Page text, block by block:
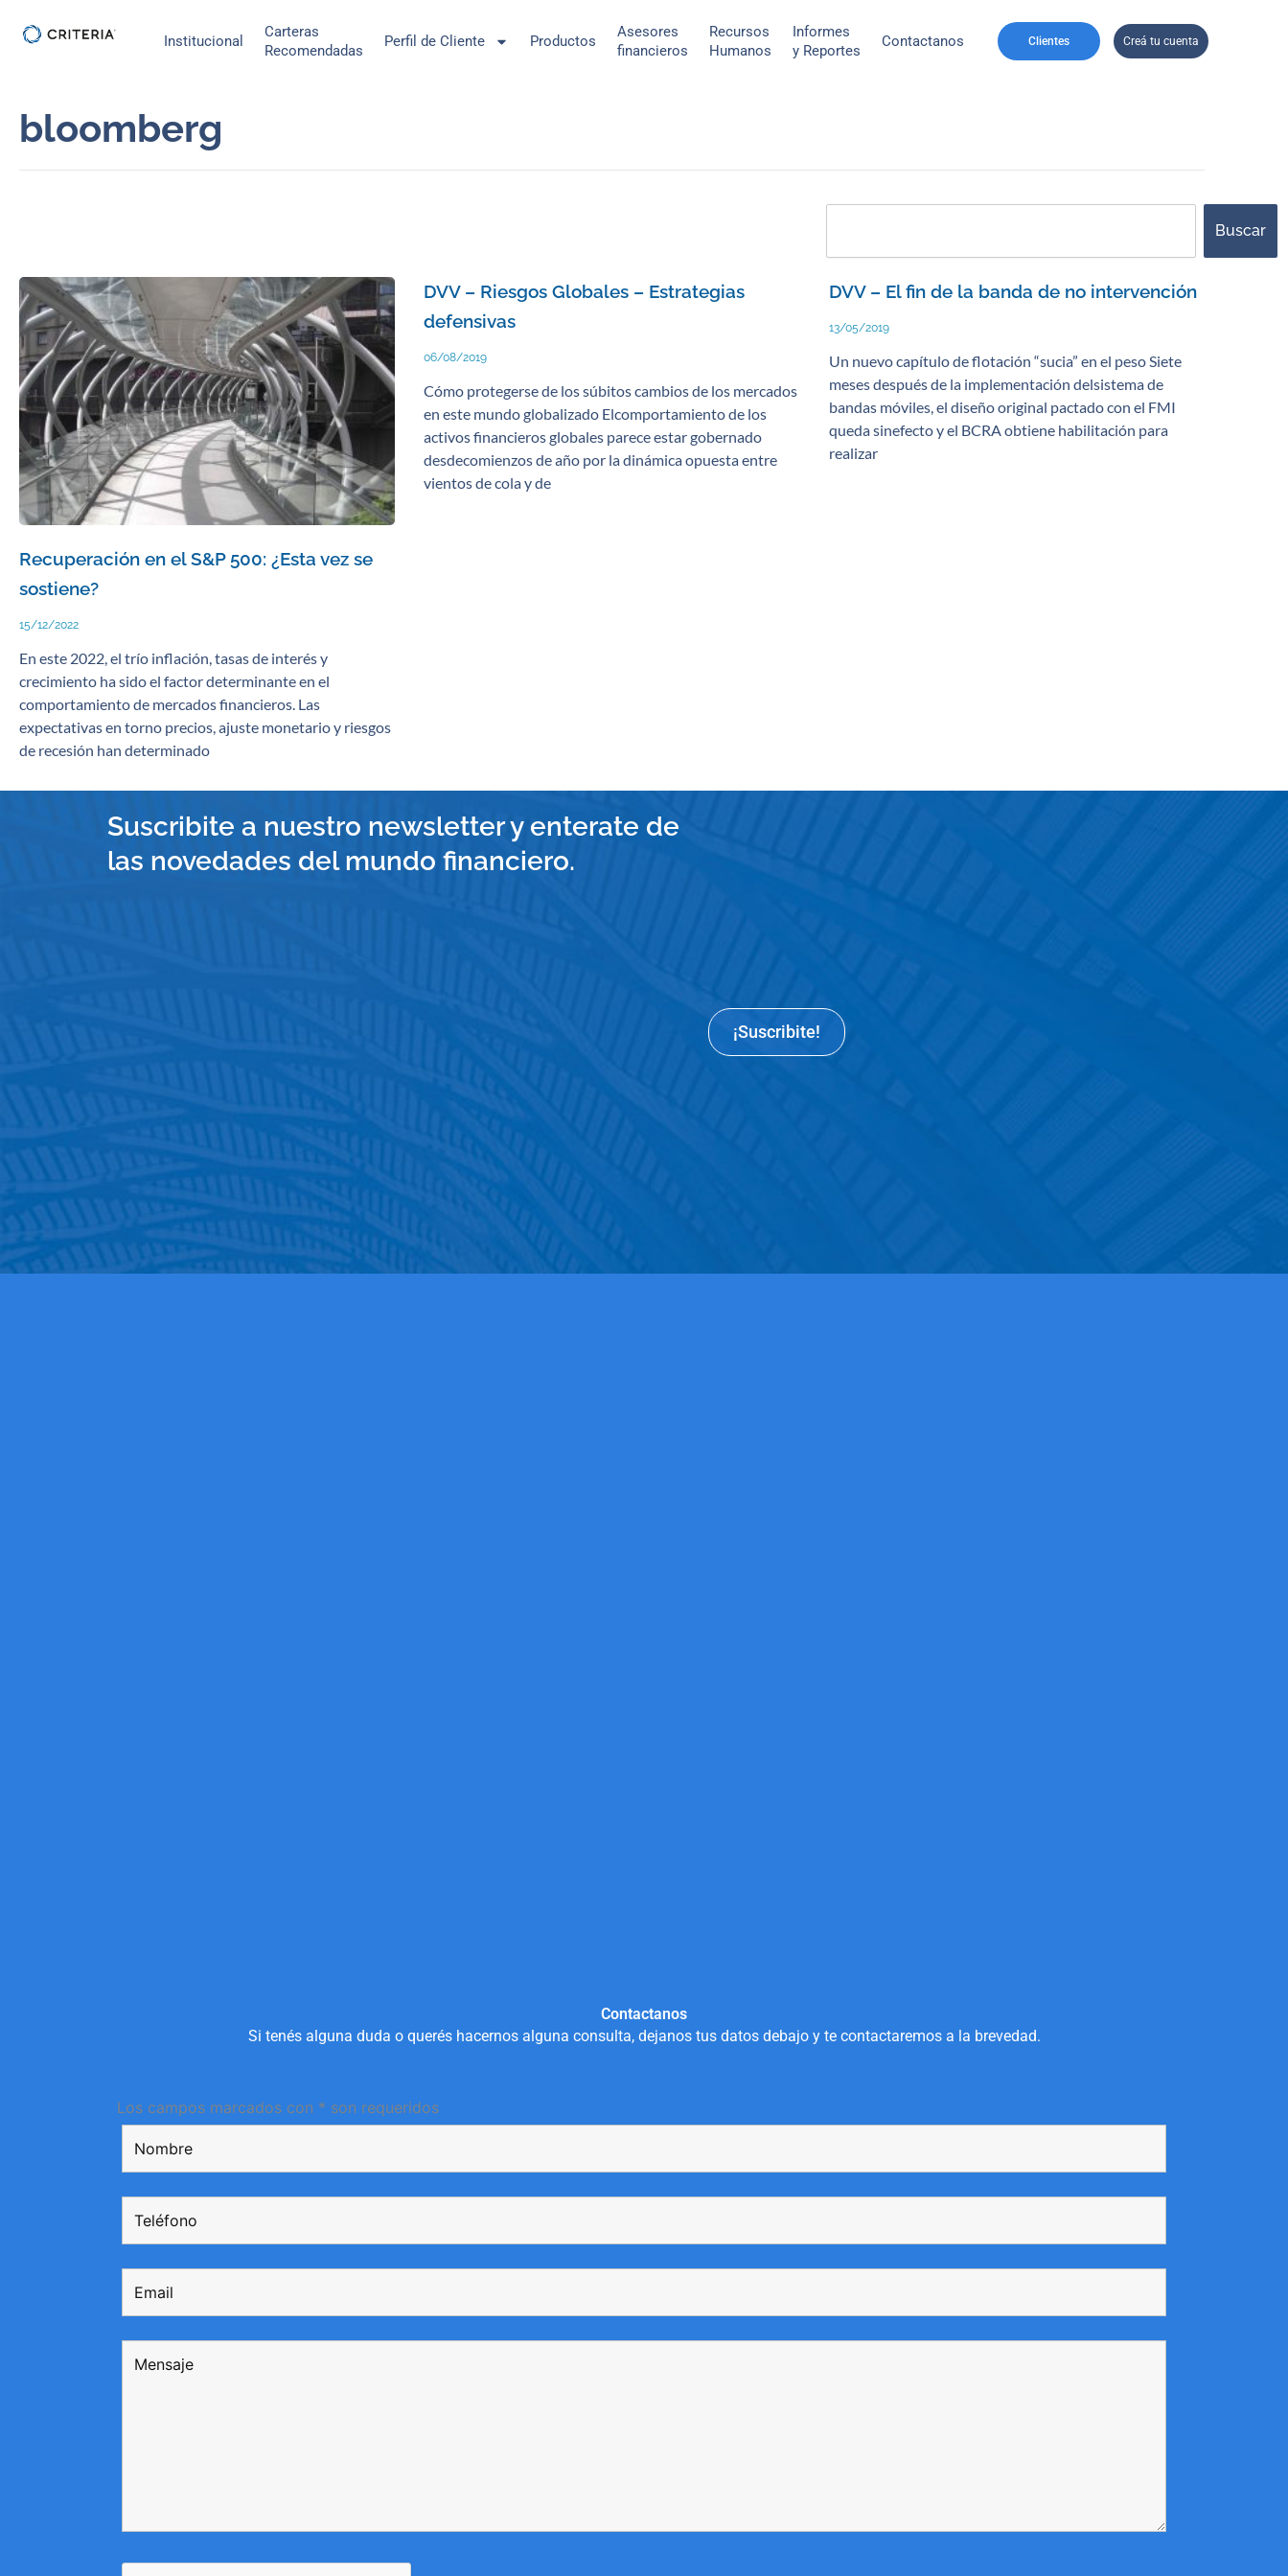
Institucional
Carteras
Recomendadas
Perfil de Cliente Productos
Asesores
financieros
Recursos
Humanos
Informes
y Reportes
Contactanos Clientes Creá tu cuenta
bloomberg
Buscar
Recuperación en el S&P 500: ¿Esta vez se
sostiene?
15/12/2022
En este 2022, el trío inflación, tasas de interés y
crecimiento ha sido el factor determinante en el
comportamiento de mercados financieros. Las
expectativas en torno precios, ajuste monetario y riesgos
de recesión han determinado
DVV – Riesgos Globales – Estrategias
defensivas
06/08/2019
Cómo protegerse de los súbitos cambios de los mercados
en este mundo globalizado Elcomportamiento de los
activos financieros globales parece estar gobernado
desdecomienzos de año por la dinámica opuesta entre
vientos de cola y de
DVV – El fin de la banda de no intervención
13/05/2019
Un nuevo capítulo de flotación “sucia” en el peso Siete
meses después de la implementación delsistema de
bandas móviles, el diseño original pactado con el FMI
queda sinefecto y el BCRA obtiene habilitación para
realizar
Suscribite a nuestro newsletter y enterate de
las novedades del mundo financiero.
¡Suscribite!
Contactanos
Si tenés alguna duda o querés hacernos alguna consulta, dejanos tus datos debajo y te contactaremos a la brevedad.
Los campos marcados con * son requeridos